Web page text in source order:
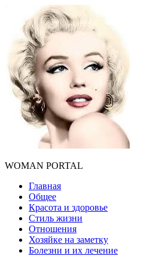
WOMAN PORTAL
Главная
Общее
Красота и здоровье
Стиль жизни
Отношения
Хозяйке на заметку
Болезни и их лечение